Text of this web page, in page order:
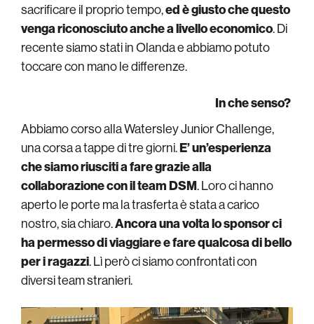
sacrificare il proprio tempo,ed è giusto che questo
venga riconosciuto anche a livello economico. Di
recente siamo stati in Olanda e abbiamo potuto
toccare con mano le differenze.
In che senso?
Abbiamo corso alla Watersley Junior Challenge,
una corsa a tappe di tre giorni.E’ un’esperienza
che siamo riusciti a fare grazie alla
collaborazione con il team DSM. Loro ci hanno
aperto le porte ma la trasferta è stata a carico
nostro, sia chiaro.Ancora una volta lo sponsor ci
ha permesso di viaggiare e fare qualcosa di bello
per i ragazzi. Lì però ci siamo confrontati con
diversi team stranieri.